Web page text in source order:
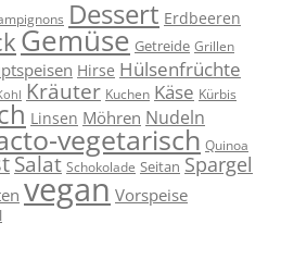
Dessert Erdbeeren
Gemüse Getreide Grillen
Hirse Hülsenfrüchte
Kräuter Kuchen Käse Kürbis
Linsen Möhren Nudeln
vegetarisch Quinoa
Salat Schokolade Seitan Spargel
vegan Vorspeise